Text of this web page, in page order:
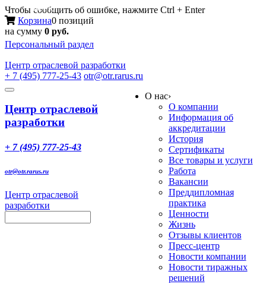
Чтобы сообщить об ошибке, нажмите Ctrl + Enter
Корзина0 позиций
на сумму 0 руб.
Персональный раздел
Центр отраслевой разработки
+ 7 (495) 777-25-43 otr@otr.rarus.ru
Toggle
Меню
Центр отраслевой
разработки
+ 7 (495) 777-25-43
otr@otr.rarus.ru
Центр отраслевой
разработки
О нас›
О компании
Информация об
аккредитации
История
Сертификаты
Все товары и услуги
Работа
Вакансии
Преддипломная
практика
Ценности
Жизнь
Отзывы клиентов
Пресс-центр
Новости компании
Новости тиражных
решений